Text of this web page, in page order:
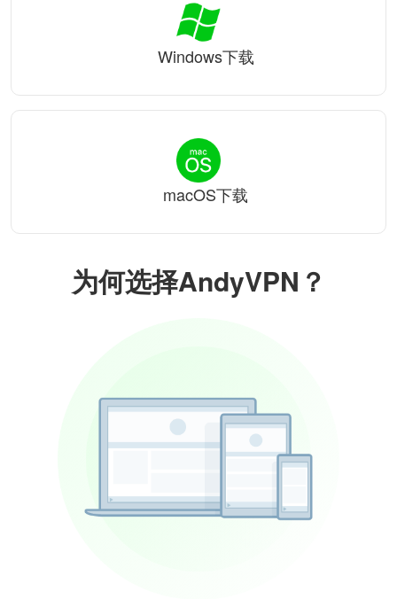
为何选择AndyVPN？
Windows下载
macOS下载